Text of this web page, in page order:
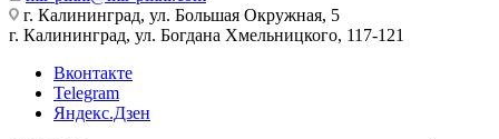
г. Калининград, ул. Большая Окружная, 5
г. Калининград, ул. Богдана Хмельницкого, 117-121
Вконтакте
Telegram
Яндекс.Дзен